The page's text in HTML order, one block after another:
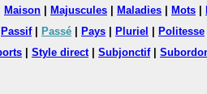
Maison Majuscules Maladies Mots
Passif| Passé Pays Pluriel Politesse
Style direct| Subjonctif|